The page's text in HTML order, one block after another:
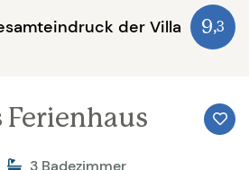
der Villa 9,3
Ferienhaus
3 Badezimmer